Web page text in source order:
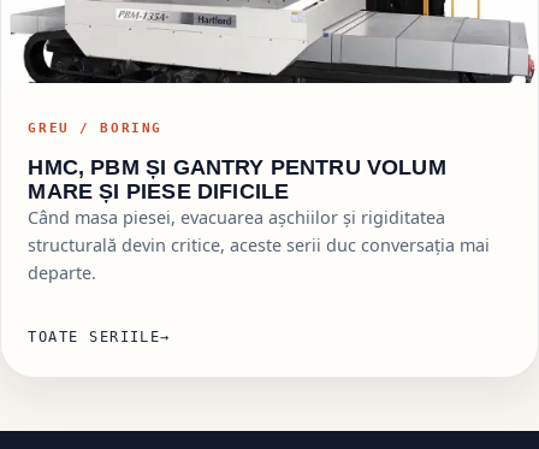
GREU / BORING
HMC, PBM ȘI GANTRY PENTRU VOLUM
MARE ȘI PIESE DIFICILE
Când masa piesei, evacuarea așchiilor și rigiditatea
structurală devin critice, aceste serii duc conversația mai
departe.
TOATE SERIILE→